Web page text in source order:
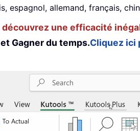
espagnol, allemand, français,
une efficacité
Gagner du temps.Cliquez ici